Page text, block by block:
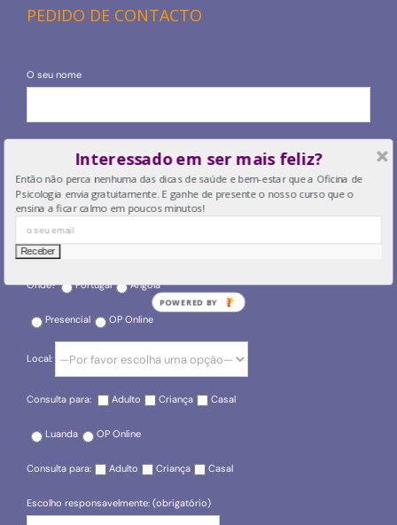
PEDIDO DE CONTACTO
O seu nome
O seu telefone
Onde? Portugal Angola
Presencial OP Online
Local:
Consulta para: Adulto Criança Casal
Luanda OP Online
Consulta para: Adulto Criança Casal
Escolho responsavelmente: (obrigatório)
Interessado em ser mais feliz?
Então não perca nenhuma das dicas de saúde e bem-estar que a Oficina de
Psicologia envia gratuitamente. E ganhe de presente o nosso curso que o
ensina a ficar calmo em poucos minutos!
POWERED BY